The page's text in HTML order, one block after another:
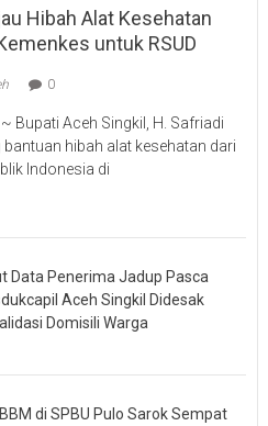
Hibah Alat Kesehatan
untuk RSUD
0
Bupati Aceh Singkil, H. Safriadi
hibah alat kesehatan dari
Indonesia di
Data Penerima Jadup Pasca
Aceh Singkil Didesak
Domisili Warga
di SPBU Pulo Sarok Sempat